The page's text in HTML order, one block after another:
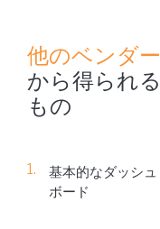
他のベンダー
から得られる
もの
基本的なダッシュ
ボード